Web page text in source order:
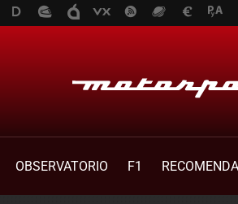
OBSERVATORIO F1